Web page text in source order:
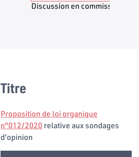
Discussion en commission
Titre
Proposition de loi organique
n°012/2020 relative aux sondages
d'opinion